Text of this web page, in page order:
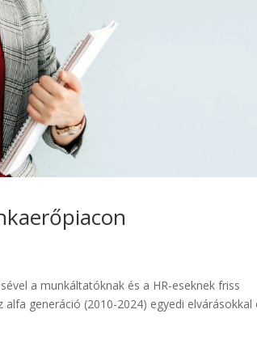
a munkáltatóknak és a HR-eseknek friss
generáció (2010-2024) egyedi elvárásokkal